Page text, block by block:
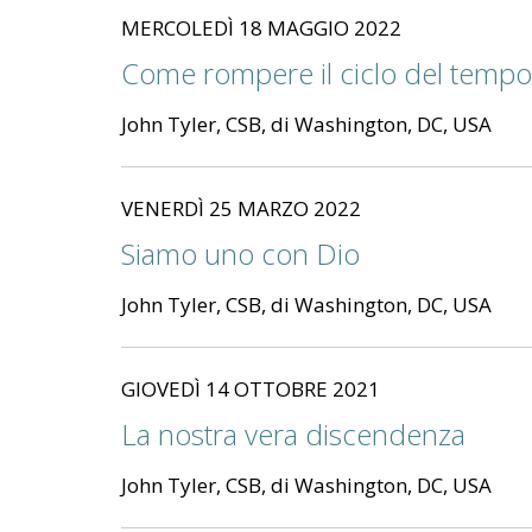
MERCOLEDÌ 18 MAGGIO 2022
Come rompere il ciclo del
John Tyler, CSB, di Washington, DC, USA
VENERDÌ 25 MARZO 2022
Siamo uno con Dio
John Tyler, CSB, di Washington, DC, USA
GIOVEDÌ 14 OTTOBRE 2021
La nostra vera discendenza
John Tyler, CSB, di Washington, DC, USA